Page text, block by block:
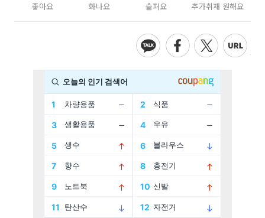
좋아요 화나요 슬퍼요 추가취재 원해요